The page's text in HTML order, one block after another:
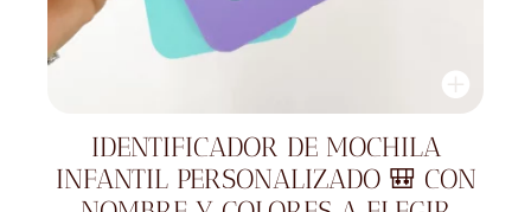
IDENTIFICADOR DE MOCHILA
INFANTIL PERSONALIZADO 🎒 CON